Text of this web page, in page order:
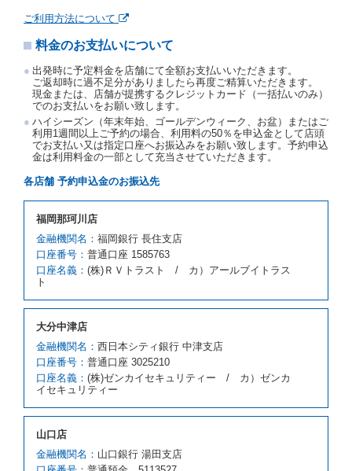
約申込金を返還するものとします。
若しくは当社のいずれの責にもよらない事由により貸
たものとします。この場合、当社は受領済の予約申込
金を返還するものとします。
第５条（代替レンタカー）
当社は、借受人から予約のあった車種クラスのレンタ
カーを貸し渡すことができないときは、予約と異なる
車種クラスのレンタカー（以下「代替レンタカー」と
いいます。）の貸渡しを申し入れることができるもの
とします。
クラスを除き予約時と同一の借受条件でレンタカー提
携先の代替レンタカーを貸し渡すものとします。な
お、代替レンタカーの貸渡料金が予約された車種クラ
スの貸渡料金より高くなるときは、予約した車種クラ
スの貸渡料金によるものとし、予約された車種クラス
借受人は、第１項の代替レンタカーの貸渡しの申入れ
を拒絶し、予約を取り消すことができるものとしま
す。
前項の場合、第１項の貸渡しをすることができない原
因が、当社の責に帰する事由によるときには第４条第
４項の予約の取消しとして取り扱い、当社は受領済の
予約申込金を返還するものとします。
原因が、当社の責に帰さない事由による時には第４条
第５項の予約の取消しとして取り扱い、当社は受領済
の予約申込金を返還するものとします。
ご利用方法について
料金のお支払いについて
出発時に予定料金を店舗にて全額お支払いいただきます。
ご返却時に過不足分がありましたら再度ご精算いただきます。
現金または、店舗が提携するクレジットカード（一括払いのみ）
でのお支払いをお願い致します。
ハイシーズン（年末年始、ゴールデンウィーク、お盆）またはご
利用1週間以上ご予約の場合、利用料の50％を申込金として店頭
でお支払い又は指定口座へお振込みをお願い致します。予約申込
金は利用料金の一部として充当させていただきます。
各店舗 予約申込金のお振込先
福岡那珂川店
金融機関名： 福岡銀行 長住支店
口座番号： 普通口座 1585763
口座名義： (株)ＲＶトラスト / カ）アールブイトラス
ト
大分中津店
金融機関名： 西日本シティ銀行 中津支店
口座番号： 普通口座 3025210
口座名義： (株)ゼンカイセキュリティー / カ）ゼンカ
イセキュリティー
山口店
金融機関名： 山口銀行 湯田支店